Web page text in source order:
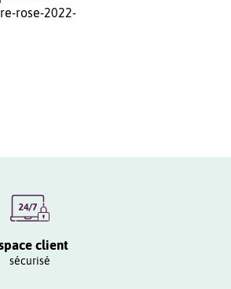
rose-2022-
client
sécurisé